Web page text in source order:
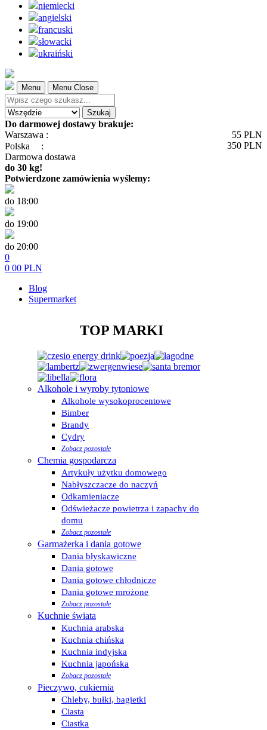
niemiecki
angielski
francuski
słowacki
ukraiński
Menu Menu Close
Szukaj
Do darmowej dostawy brakuje:
Warszawa :
55 PLN
Polska
: 350 PLN
Darmowa dostawa
do 30 kg!
Potwierdzone zamówienia wyślemy:
do 18:00
do 19:00
do 20:00
0
0 00 PLN
Blog
Supermarket
TOP MARKI
Alkohole i wyroby tytoniowe
Alkohole wysokoprocentowe
Bimber
Brandy
Cydry
Zobacz pozostałe
Chemia gospodarcza
Artykuły użytku domowego
Nabłyszczacze do naczyń
Odkamieniacze
Odświeżacze powietrza i zapachy do
domu
Zobacz pozostałe
Garmażerka i dania gotowe
Dania błyskawiczne
Dania gotowe
Dania gotowe chłodnicze
Dania gotowe mrożone
Zobacz pozostałe
Kuchnie świata
Kuchnia arabska
Kuchnia chińska
Kuchnia indyjska
Kuchnia japońska
Zobacz pozostałe
Pieczywo, cukiernia
Chleby, bułki, bagietki
Ciasta
Ciastka